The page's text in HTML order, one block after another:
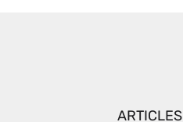
ARTICLES